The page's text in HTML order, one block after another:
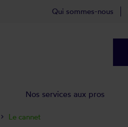
Le cannet
Qui sommes-nous
Nos services aux pros